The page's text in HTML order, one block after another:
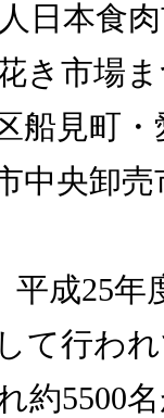
日本食
き市場
船見町
中央卸
成25年
て行わ
約5500